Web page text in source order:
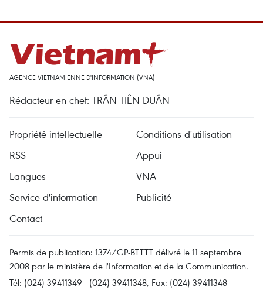
AGENCE VIETNAMIENNE D'INFORMATION (VNA)
Rédacteur en chef: TRÂN TIÊN DUÂN
Propriété intellectuelle
Conditions d'utilisation
RSS
Appui
Langues
VNA
Service d'information
Publicité
Contact
Permis de publication: 1374/GP-BTTTT délivré le 11 septembre
2008 par le ministère de l'Information et de la Communication.
Tél: (024) 39411349 - (024) 39411348, Fax: (024) 39411348